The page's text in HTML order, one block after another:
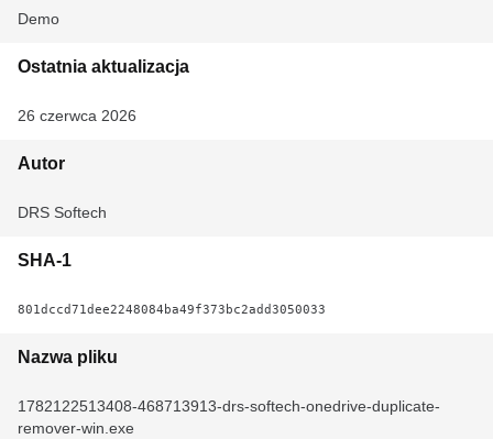
Demo
Ostatnia aktualizacja
26 czerwca 2026
Autor
DRS Softech
SHA-1
801dccd71dee2248084ba49f373bc2add3050033
Nazwa pliku
1782122513408-468713913-drs-softech-onedrive-duplicate-
remover-win.exe